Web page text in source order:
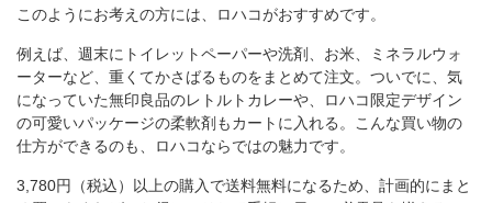
このようにお考えの方には、ロハコがおすすめです。
例えば、週末にトイレットペーパーや洗剤、お米、ミネラルウォ
ーターなど、重くてかさばるものをまとめて注文。ついでに、気
になっていた無印良品のレトルトカレーや、ロハコ限定デザイン
の可愛いパッケージの柔軟剤もカートに入れる。こんな買い物の
仕方ができるのも、ロハコならではの魅力です。
3,780円（税込）以上の購入で送料無料になるため、計画的にまと